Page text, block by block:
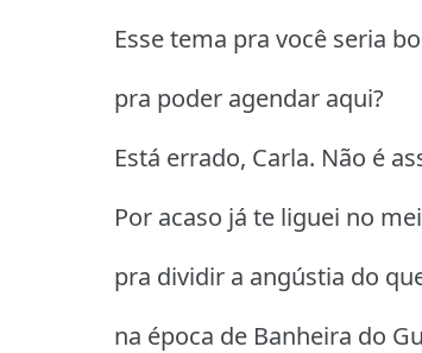
Esse tema pra você seria
pra poder agendar aqui?
Está errado, Carla. Não é
Por acaso já te liguei no
pra dividir a angústia do
na época de Banheira do